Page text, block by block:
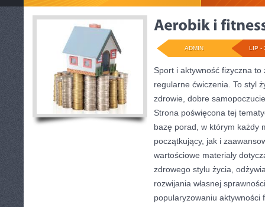
LIP -
ADMIN
Sport i aktywność fizyczna
regularne ćwiczenia. To styl
zdrowie, dobre
Strona poświęcona tej
bazę porad, w którym każdy
początkujący, jak i
wartościowe materiały
zdrowego stylu życia,
rozwijania własnej
popularyzowaniu aktywności